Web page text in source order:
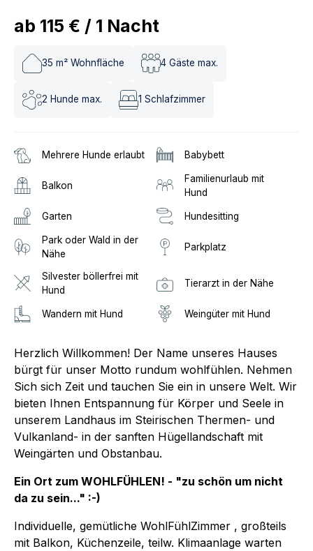
ab 115 € / 1 Nacht
35 m² Wohnfläche 4 Gäste max.
2 Hunde max. 1 Schlafzimmer
Mehrere Hunde erlaubt Babybett
Balkon
Familienurlaub mit
Hund
Garten Hundesitting
Park oder Wald in der
Nähe
Parkplatz
Silvester böllerfrei mit
Hund
Tierarzt in der Nähe
Wandern mit Hund Weingüter mit Hund
Herzlich Willkommen! Der Name unseres Hauses
bürgt für unser Motto rundum wohlfühlen. Nehmen
Sich sich Zeit und tauchen Sie ein in unsere Welt. Wir
bieten Ihnen Entspannung für Körper und Seele in
unserem Landhaus im Steirischen Thermen- und
Vulkanland- in der sanften Hügellandschaft mit
Weingärten und Obstanbau.
Ein Ort zum WOHLFÜHLEN! - "zu schön um nicht
da zu sein..." :-)
Individuelle, gemütliche WohlFühlZimmer , großteils
mit Balkon, Küchenzeile, teilw. Klimaanlage warten